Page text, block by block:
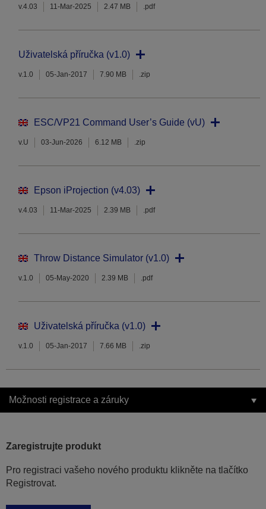
v.4.03 11-Mar-2025 2.47 MB .pdf
Uživatelská příručka (v1.0)
v.1.0 05-Jan-2017 7.90 MB .zip
ESC/VP21 Command User’s Guide (vU)
v.U 03-Jun-2026 6.12 MB .zip
Epson iProjection (v4.03)
v.4.03 11-Mar-2025 2.39 MB .pdf
Throw Distance Simulator (v1.0)
v.1.0 05-May-2020 2.39 MB .pdf
Uživatelská příručka (v1.0)
v.1.0 05-Jan-2017 7.66 MB .zip
Možnosti registrace a záruky
Zaregistrujte produkt
Pro registraci vašeho nového produktu klikněte na tlačítko
Registrovat.